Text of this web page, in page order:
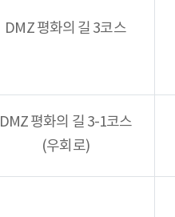
DMZ 평화의 길 3코스
DMZ 평화의 길 3-1코스
(우회로)